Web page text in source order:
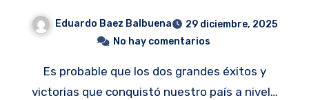
Eduardo Baez Balbuena
29 diciembre, 2025
No hay comentarios
Es probable que los dos grandes éxitos y
victorias que conquistó nuestro país a nivel…